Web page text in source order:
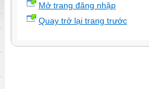
Mở trang đăng nhập
Quay trở lại trang trước